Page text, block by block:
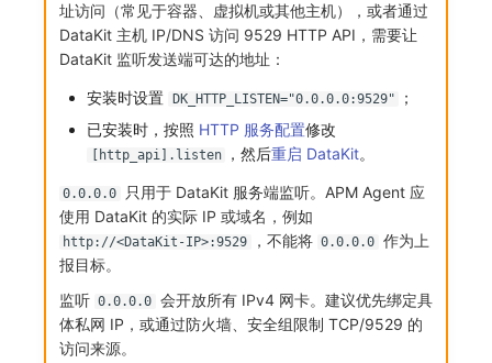
址访问（常见于容器、虚拟机或其他主机），或者通过
DataKit 主机 IP/DNS 访问 9529 HTTP API，需要让
DataKit 监听发送端可达的地址：
安装时设置 DK_HTTP_LISTEN="0.0.0.0:9529"
；
已安装时，按照 HTTP 服务配置修改
[http_api].listen ，然后重启 DataKit。
0.0.0.0
只用于 DataKit 服务端监听。APM Agent 应
使用 DataKit 的实际 IP 或域名，例如
http://<DataKit-IP>:9529 ，不能将 0.0.0.0 作为上
报目标。
监听 0.0.0.0 会开放所有 IPv4 网卡。建议优先绑定具
体私网 IP，或通过防火墙、安全组限制 TCP/9529 的
访问来源。